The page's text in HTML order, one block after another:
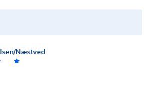
Næstved